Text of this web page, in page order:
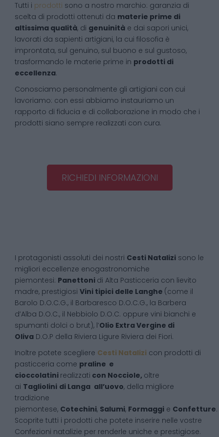
Tutti i prodotti sono a nostro marchio: garanzia di
scelta di prodotti ottenuti da materie prime di
altissima qualità, di genuinità e dai sapori unici,
lavorati da sapienti artigiani, la cui filosofia è
improntata, sul genuino, sul buono e sul gustoso,
trasformando le materie prime in prodotti di
eccellenza.
Conosciamo personalmente gli artigiani con cui
lavoriamo: con essi abbiamo instauriamo un
rapporto di fiducia e di collaborazione in modo che i
prodotti siano sempre realizzati con cura.
RICHIEDI INFORMAZIONI
I protagonisti assoluti dei nostri Cesti Natalizi sono le
migliori eccellenze enogastronomiche
piemontesi: Panettoni di Alta Pasticceria con lievito
madre, prestigiosi Vini tipici delle Langhe (come il
Barolo D.O.C.G., il Barbaresco D.O.C.G., la Barbera
d’Alba D.O.C., il Nebbiolo D.O.C. oppure vini bianchi e
spumanti dolci o brut), l’Olio Extra Vergine di
Oliva D.O.P della Riviera Ligure Riviera dei Fiori.
Inoltre potete scegliere Cesti Natalizi con prodotti di
pasticceria come praline e
cioccolatini realizzati con Nocciole, oltre
ai Tagliolini di Langa all’uovo, della migliore
tradizione
piemontese, Cotechini, Salumi, Formaggi e Confetture.
Scoprite tutti i prodotti che potete inserire nelle vostre
Confezioni natalizie per renderle uniche e prestigiose.